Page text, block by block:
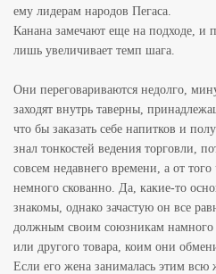
ему лидерам народов Пегаса.
Канана замечают еще на подходе, и
лишь увеличивает темп шага.
Они переговариваются недолго,
заходят внутрь таверны,
что бы заказать себе напитков и
знал тонкостей ведения торговли,
совсем недавнего времени, а от
немного скованно. Да, какие-то
знакомы, однако зачастую он все
должным своим союзникам намного
или другого товара, коим они
Если его жена занималась этим всю